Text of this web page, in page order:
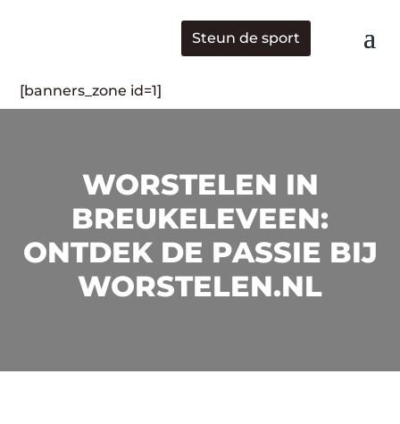
Steun de sport
[banners_zone id=1]
WORSTELEN IN
BREUKELEVEEN:
ONTDEK DE PASSIE BIJ
WORSTELEN.NL